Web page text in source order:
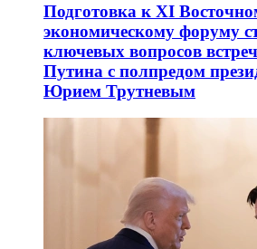
Подготовка к XI
экономическому форуму
ключевых вопросов
Путина с полпредом
Юрием Трутневым